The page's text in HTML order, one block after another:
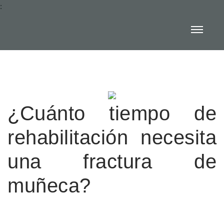
:
¿Cuánto tiempo de
rehabilitación necesita
una fractura de
muñeca?